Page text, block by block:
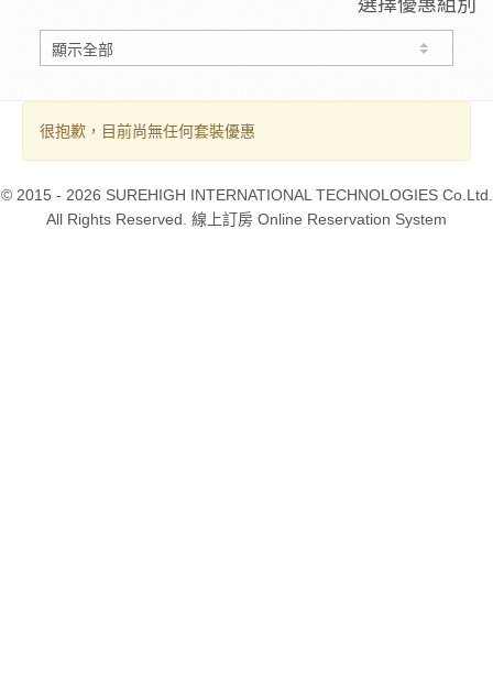
選擇優惠組別
很抱歉，目前尚無任何套裝優惠
© 2015 - 2026 SUREHIGH INTERNATIONAL TECHNOLOGIES Co.Ltd.
All Rights Reserved. 線上訂房 Online Reservation System